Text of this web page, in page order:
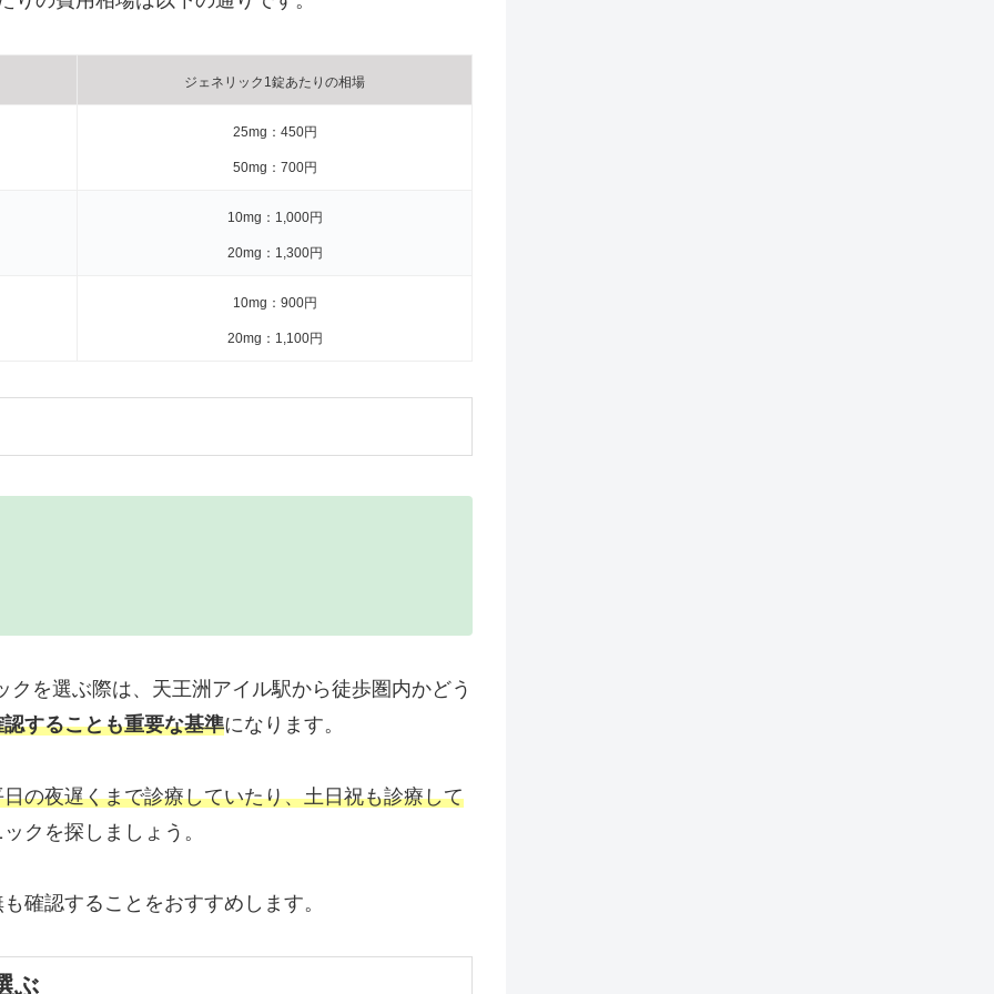
ジェネリック1錠あたりの相場
25mg：450円
50mg：700円
10mg：1,000円
20mg：1,300円
10mg：900円
20mg：1,100円
を選ぶ際は、天王洲アイル駅から徒歩圏内かどう
することも重要な基準になります。
日の夜遅くまで診療していたり、土日祝も診療して
クを探しましょう。
確認することをおすすめします。
ぶ